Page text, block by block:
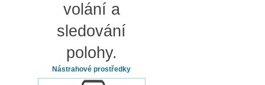
volání a
sledování
polohy.
Nástrahové prostředky